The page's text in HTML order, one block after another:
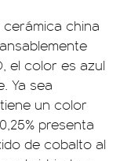
china
el color es azul
Ya sea
un color
presenta
de cobalto al